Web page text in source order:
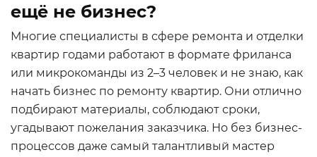
ещё не бизнес?
Многие специалисты в сфере ремонта и отделки
квартир годами работают в формате фриланса
или микрокоманды из 2–3 человек и не знаю, как
начать бизнес по ремонту квартир. Они отлично
подбирают материалы, соблюдают сроки,
угадывают пожелания заказчика. Но без бизнес-
процессов даже самый талантливый мастер